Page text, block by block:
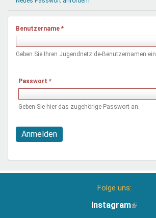
Demokratie & Beteiligung
Benutzername *
Geben Sie Ihren Jugendnetz.de-Benutzernamen ein.
Passwort *
Geben Sie hier das zugehörige Passwort an.
Anmelden
Folge uns:
Instagram(Link